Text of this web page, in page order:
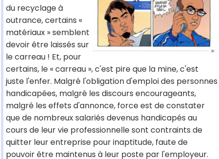
du recyclage à
outrance, certains «
matériaux » semblent
devoir être laissés sur
le carreau ! Et, pour
certains, le « carreau », c'est pire que la mine, c'est
juste l'enfer. Malgré l'obligation d'emploi des personnes
handicapées, malgré les discours encourageants,
malgré les effets d'annonce, force est de constater
que de nombreux salariés devenus handicapés au
cours de leur vie professionnelle sont contraints de
quitter leur entreprise pour inaptitude, faute de
pouvoir être maintenus à leur poste par l'employeur.